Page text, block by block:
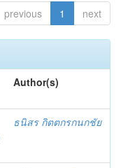
previous 1 next
Author(s)
ธนิสร กิตตกรกนกชัย